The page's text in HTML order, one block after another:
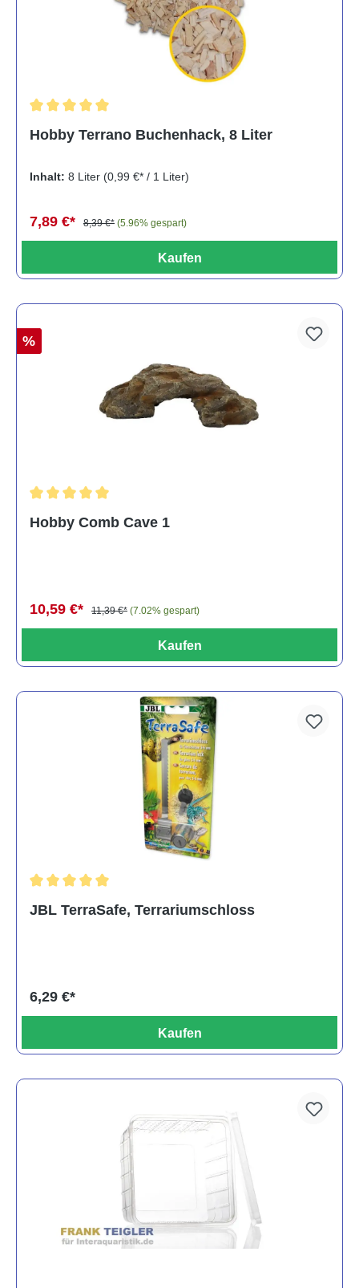
Hobby Terrano Buchenhack, 8 Liter
Inhalt: 8 Liter (0,99 €* / 1 Liter)
7,89 €* 8,39 €* (5.96% gespart)
Kaufen
%
Hobby Comb Cave 1
10,59 €* 11,39 €* (7.02% gespart)
Kaufen
JBL TerraSafe, Terrariumschloss
6,29 €*
Kaufen